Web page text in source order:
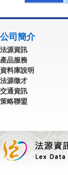
公司簡介
法源資訊
產品服務
資料庫說明
法源徵才
交通資訊
策略聯盟